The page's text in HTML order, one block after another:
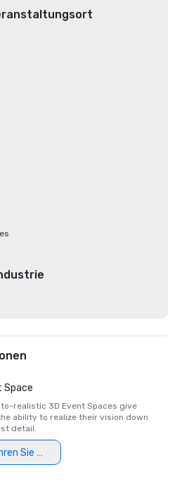
Space
realistic 3D Event Spaces give
ability to realize their vision down
detail.
Sie mehr